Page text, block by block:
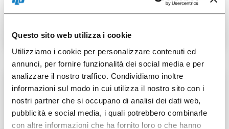
Questo sito web utilizza i cookie
Utilizziamo i cookie per personalizzare contenuti ed
annunci, per fornire funzionalità dei social media e per
analizzare il nostro traffico. Condividiamo inoltre
informazioni sul modo in cui utilizza il nostro sito con i
nostri partner che si occupano di analisi dei dati web,
pubblicità e social media, i quali potrebbero combinarle
con altre informazioni che ha fornito loro o che hanno
Palette DA carta 105
2500 pz